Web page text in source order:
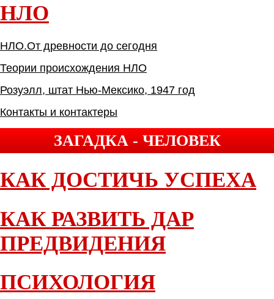
НЛО
НЛО.От древности до сегодня
Теории происхождения НЛО
Розуэлл, штат Нью-Мексико, 1947 год
Контакты и контактеры
ЗАГАДКА - ЧЕЛОВЕК
КАК ДОСТИЧЬ УСПЕХА
КАК РАЗВИТЬ ДАР
ПРЕДВИДЕНИЯ
ПСИХОЛОГИЯ